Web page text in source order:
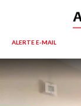
ALERTE E-MAIL